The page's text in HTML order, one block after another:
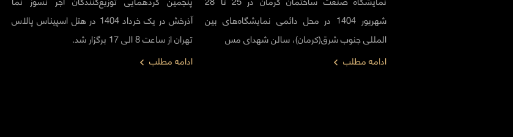
شهریور 1404 در محل دائمی نمایشگاه‌های بین
المللی جنوب شرق(کرمان)، سالن شهدای مس
ادامه مطلب
آذرخش در یک خرداد 1404 در هتل اسپیناس پالاس
تهران از ساعت 8 الی 17 برگزار شد.
ادامه مطلب